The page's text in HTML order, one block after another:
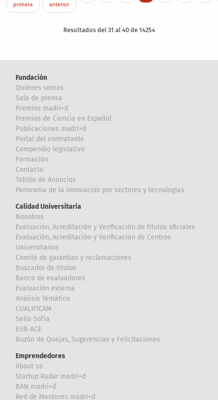
primera
anterior
Resultados del 31 al 40 de 14254
Fundación
Quiénes somos
Sala de prensa
Premios madri+d
Premios de Ciencia en Español
Publicaciones madri+d
Portal del contratante
Compendio legislativo
Formación
Contacto
Tablón de Anuncios
Panorama de la innovación por sectores y tecnologías
Calidad Universitaria
Nosotros
Evaluación, Acreditación y Verificación de títulos oficiales
Evaluación, Acreditación y Verificación de Centros
Universitarios
Comité de garantías y reclamaciones
Buscador de títulos
Banco de evaluadores
Evaluación externa
Análisis Temático
CUALIFICAM
Sello Sofía
EUR-ACE
Buzón de Quejas, Sugerencias y Felicitaciones
Emprendedores
About us
Startup Radar madri+d
BAN madri+d
Red de Mentores madri+d